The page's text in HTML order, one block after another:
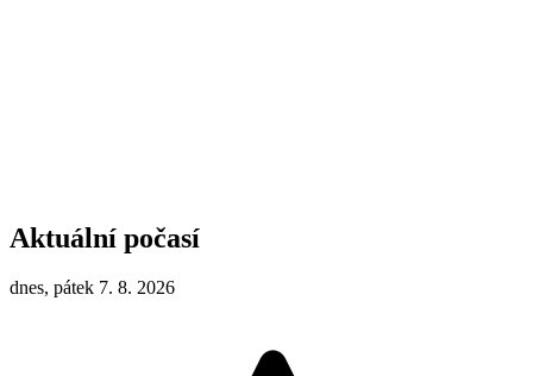
Aktuální počasí
dnes, pátek 7. 8. 2026